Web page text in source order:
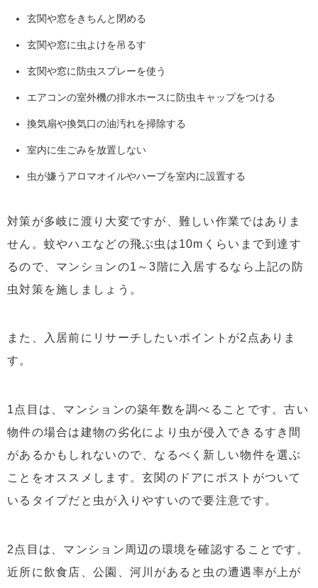
玄関や窓をきちんと閉める
玄関や窓に虫よけを吊るす
玄関や窓に防虫スプレーを使う
エアコンの室外機の排水ホースに防虫キャップをつける
換気扇や換気口の油汚れを掃除する
室内に生ごみを放置しない
虫が嫌うアロマオイルやハーブを室内に設置する
対策が多岐に渡り大変ですが、難しい作業ではありま
せん。蚊やハエなどの飛ぶ虫は10mくらいまで到達す
るので、マンションの1～3階に入居するなら上記の防
虫対策を施しましょう。
また、入居前にリサーチしたいポイントが2点ありま
す。
1点目は、マンションの築年数を調べることです。古い
物件の場合は建物の劣化により虫が侵入できるすき間
があるかもしれないので、なるべく新しい物件を選ぶ
ことをオススメします。玄関のドアにポストがついて
いるタイプだと虫が入りやすいので要注意です。
2点目は、マンション周辺の環境を確認することです。
近所に飲食店、公園、河川があると虫の遭遇率が上が